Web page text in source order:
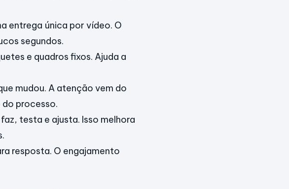
entrega única por vídeo. O
segundos.
e quadros fixos. Ajuda a
mudou. A atenção vem do
processo.
testa e ajusta. Isso melhora
resposta. O engajamento